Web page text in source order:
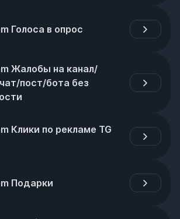
Голоса в опрос
Жалобы на канал/
пост/бота без
Клики по рекламе TG
Подарки